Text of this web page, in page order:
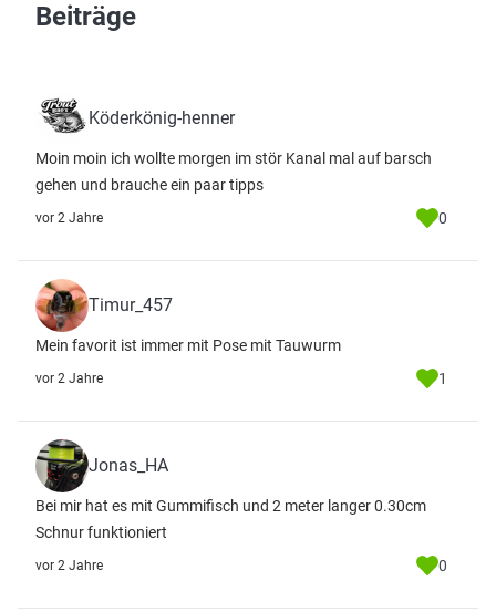
Beiträge
Köderkönig-henner
Moin moin ich wollte morgen im stör Kanal mal auf barsch
gehen und brauche ein paar tipps
vor 2 Jahre 0
Timur_457
Mein favorit ist immer mit Pose mit Tauwurm
vor 2 Jahre 1
Jonas_HA
Bei mir hat es mit Gummifisch und 2 meter langer 0.30cm
Schnur funktioniert
vor 2 Jahre 0